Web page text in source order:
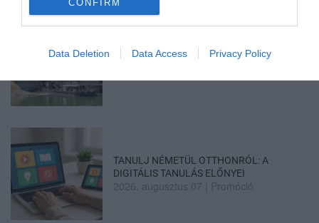
CONFIRM
Data Deletion Data Access Privacy Policy
TÖBB MINT EGY HÓNAP IS LEHET, MIRE
TELJESEN ÚJRAINDUL A P...
TANULJ NÉMETÜL OTTHONRÓL: A
DIGITÁLIS TANULÁS ELŐNYEI
2026. augusztus 07 Promóció